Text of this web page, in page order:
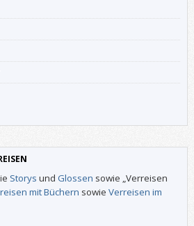
Storys und Glossen sowie „Verreisen
mit Büchern sowie Verreisen im